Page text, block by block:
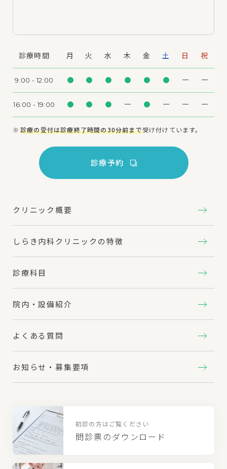
診療時間 月 火 水 木 金 土 日 祝
9:00 - 12:00
16:00 - 19:00
診療の受付は診療終了時間の30分前まで受け付けています。
診療予約
クリニック概要
しらき内科クリニックの特徴
診療科目
院内・設備紹介
よくある質問
お知らせ・募集要項
初診の方はご覧ください
問診票のダウンロード